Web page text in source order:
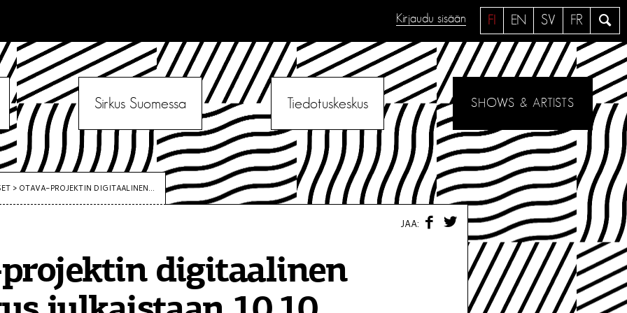
a
e
FI EN SV FR
Kirjaudu sisään
Sirkus Suomessa Tiedotuskeskus SHOWS & ARTISTS
> OTAVA-PROJEKTIN DIGITAALINEN...
digitaalinen
JAA:
F
W